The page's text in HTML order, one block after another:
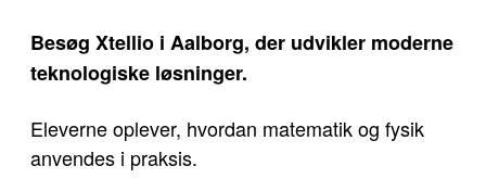
Besøg Xtellio i Aalborg, der udvikler moderne
teknologiske løsninger.
Eleverne oplever, hvordan matematik og fysik
anvendes i praksis.